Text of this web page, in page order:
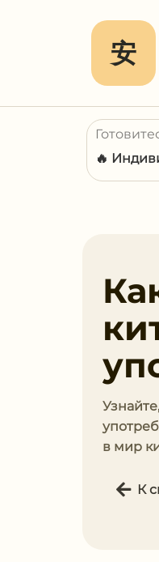
安
🔥
в мир
К